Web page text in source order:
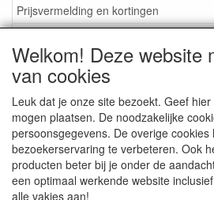
Prijsvermelding en kortingen
Betaalmogelijkheden
CONTACTGEGEVENS
www.DuBoShop.nl
Lisserweg 481-B
Welkom! Deze website
van cookies
Leuk dat je onze site bezoekt. Geef
mogen plaatsen. De noodzakelijke
persoonsgegevens. De overige
bezoekerservaring te verbeteren. Ook
producten beter bij je onder de
een optimaal werkende website
alle vakjes aan!